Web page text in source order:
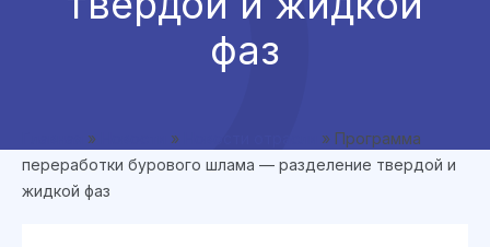
фаз
» » » Программа
переработки бурового шлама — разделение твердой и
жидкой фаз